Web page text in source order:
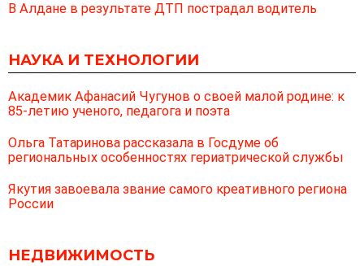
В Алдане в результате ДТП пострадал водитель
НАУКА И ТЕХНОЛОГИИ
Академик Афанасий Чугунов о своей малой родине: к
85-летию ученого, педагога и поэта
Ольга Татаринова рассказала в Госдуме об
региональных особенностях гериатрической службы
Якутия завоевала звание самого креативного региона
России
НЕДВИЖИМОСТЬ